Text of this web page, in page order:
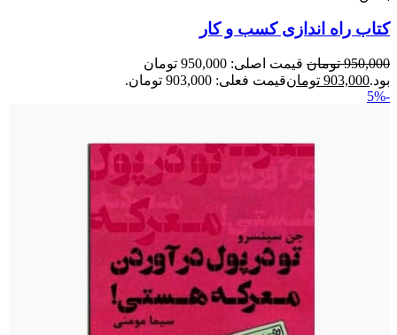
کتاب راه‌ اندازی کسب‌ و‌ کار
950,000 تومان
قیمت اصلی: 950,000 تومان
بود.903,000 تومانقیمت فعلی: 903,000 تومان.
-5%